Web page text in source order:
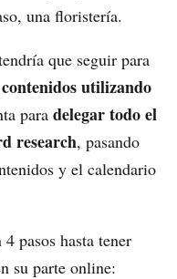
una floristería.
que seguir para
utilizando
para delegar todo el
research, pasando
y el calendario
pasos hasta tener
su parte online: